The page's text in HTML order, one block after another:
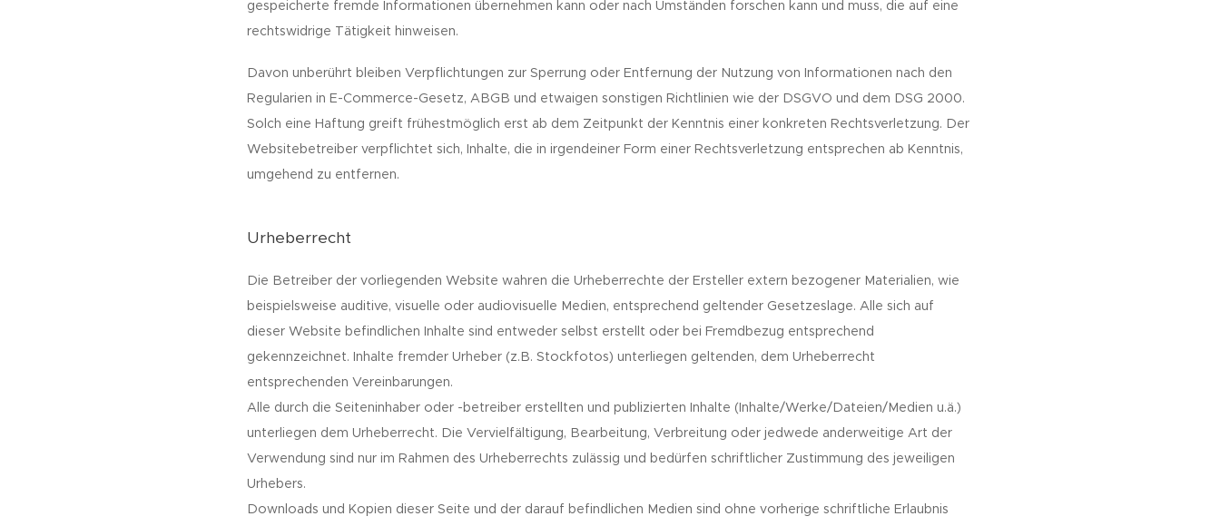
gespeicherte fremde Informationen übernehmen kann oder nach Umständen forschen kann und muss, die auf eine
rechtswidrige Tätigkeit hinweisen.
Davon unberührt bleiben Verpflichtungen zur Sperrung oder Entfernung der Nutzung von Informationen nach den
Regularien in E-Commerce-Gesetz, ABGB und etwaigen sonstigen Richtlinien wie der DSGVO und dem DSG 2000.
Solch eine Haftung greift frühestmöglich erst ab dem Zeitpunkt der Kenntnis einer konkreten Rechtsverletzung. Der
Websitebetreiber verpflichtet sich, Inhalte, die in irgendeiner Form einer Rechtsverletzung entsprechen ab Kenntnis,
umgehend zu entfernen.
Urheberrecht
Die Betreiber der vorliegenden Website wahren die Urheberrechte der Ersteller extern bezogener Materialien, wie
beispielsweise auditive, visuelle oder audiovisuelle Medien, entsprechend geltender Gesetzeslage. Alle sich auf
dieser Website befindlichen Inhalte sind entweder selbst erstellt oder bei Fremdbezug entsprechend
gekennzeichnet. Inhalte fremder Urheber (z.B. Stockfotos) unterliegen geltenden, dem Urheberrecht
entsprechenden Vereinbarungen.
Alle durch die Seiteninhaber oder -betreiber erstellten und publizierten Inhalte (Inhalte/Werke/Dateien/Medien u.ä.)
unterliegen dem Urheberrecht. Die Vervielfältigung, Bearbeitung, Verbreitung oder jedwede anderweitige Art der
Verwendung sind nur im Rahmen des Urheberrechts zulässig und bedürfen schriftlicher Zustimmung des jeweiligen
Urhebers.
Downloads und Kopien dieser Seite und der darauf befindlichen Medien sind ohne vorherige schriftliche Erlaubnis